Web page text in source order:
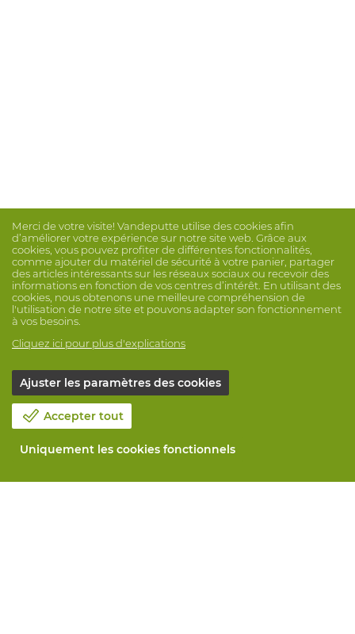
Merci de votre visite! Vandeputte utilise des cookies afin
d’améliorer votre expérience sur notre site web. Grâce aux
cookies, vous pouvez profiter de différentes fonctionnalités,
comme ajouter du matériel de sécurité à votre panier, partager
des articles intéressants sur les réseaux sociaux ou recevoir des
informations en fonction de vos centres d’intérêt. En utilisant des
cookies, nous obtenons une meilleure compréhension de
l'utilisation de notre site et pouvons adapter son fonctionnement
à vos besoins.
Cliquez ici pour plus d'explications
Ajuster les paramètres des cookies
Accepter tout
Uniquement les cookies fonctionnels